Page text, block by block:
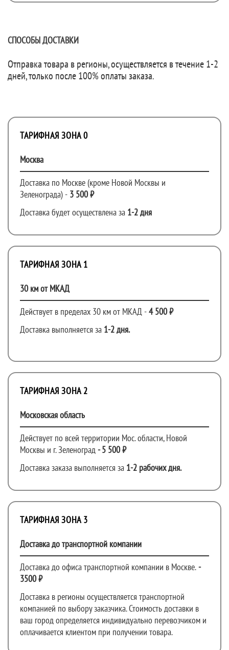
СПОСОБЫ ДОСТАВКИ
Отправка товара в регионы, осуществляется в течение 1-2
дней, только после 100% оплаты заказа.
ТАРИФНАЯ ЗОНА 0
Москва
Доставка по Москве (кроме Новой Москвы и
Зеленограда) - 3 500 ₽
Доставка будет осуществлена за 1-2 дня
ТАРИФНАЯ ЗОНА 1
30 км от МКАД
Действует в пределах 30 км от МКАД -4 500 ₽
Доставка выполняется за 1-2 дня.
ТАРИФНАЯ ЗОНА 2
Московская область
Действует по всей территории Мос. области, Новой
Москвы и г. Зеленоград- 5 500 ₽
Доставка заказа выполняется за 1-2 рабочих дня.
ТАРИФНАЯ ЗОНА 3
Доставка до транспортной компании
Доставка до офиса транспортной компании в Москве.-
3500 ₽
Доставка в регионы осуществляется транспортной
компанией по выбору заказчика. Стоимость доставки в
ваш город определяется индивидуально перевозчиком и
оплачивается клиентом при получении товара.